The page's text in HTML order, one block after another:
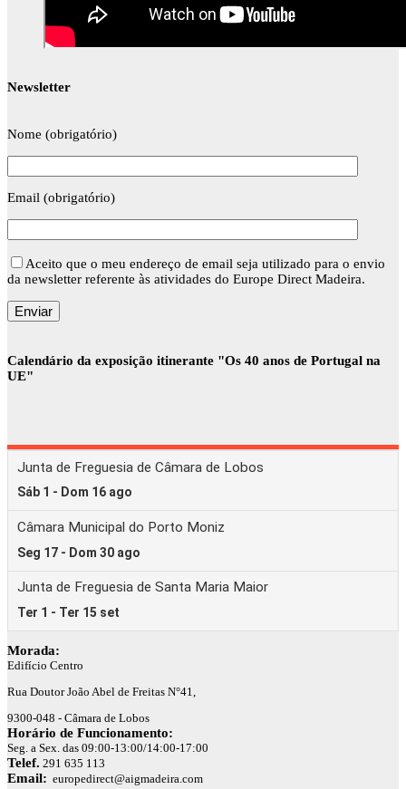
Newsletter
Nome (obrigatório)
Email (obrigatório)
Aceito que o meu endereço de email seja utilizado para o envio
da newsletter referente às atividades do Europe Direct Madeira.
Calendário da exposição itinerante "Os 40 anos de Portugal na
UE"
Morada:
Edifício Centro
Rua Doutor João Abel de Freitas N°41,
9300-048 - Câmara de Lobos
Horário de Funcionamento:
Seg. a Sex. das 09:00-13:00/14:00-17:00
Telef. 291 635 113
Email: europedirect@aigmadeira.com